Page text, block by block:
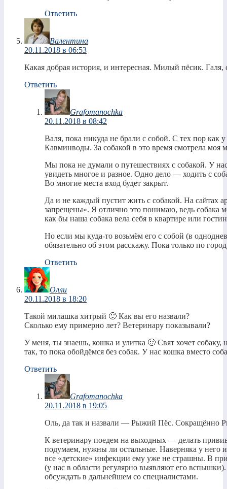
Ответить
Валентина
20.11.2018 в 06:53
Какая добрая история, и интересная. Милый пёсик. Галя,
Ответить
Grafomanochka
20.11.2018 в 08:42
Валя, пока никуда не брали с собой. С тех пор как
Кавминводы. За собакой в это время смотрела моя
Мы пока не думали о путешествиях с собакой. У
увидеть многое и разное. Одно дело — ходить с
Во многие места вход будет закрыт.
Да и не каждый пустит жить с собакой. На сайтах
запрещены». Я отлично это понимаю, ведь собака
как бы наша собака вела себя в квартире или
Но если мы куда-то возьмём его с собой (в
обязательно об этом расскажу. Пока только по
Ответить
Олли
20.11.2018 в 18:20
Такой милашка хитрый 🙂 Как вы его назвали?
Сколько ему примерно лет? Ветеринару показывали?
У меня, ты знаешь, кошка и улитка 🙂 Свят хочет собаку,
так, то пока обойдёмся без собак. У нас кошка вместо
Ответить
Grafomanochka
20.11.2018 в 19:05
Оль, да так и назвали — Рыжий Пёс. Сокращённо
К ветеринару поедем на выходных — делать
подумаем, нужны ли остальные. Наверняка у него
все «детские» инфекции ему уже не страшны. В
(у нас в области регулярно выявляют его
обсуждать в дальнейшем со специалистами.